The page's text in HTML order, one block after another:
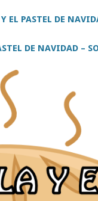
EL PASTEL DE
DE NAVIDAD –